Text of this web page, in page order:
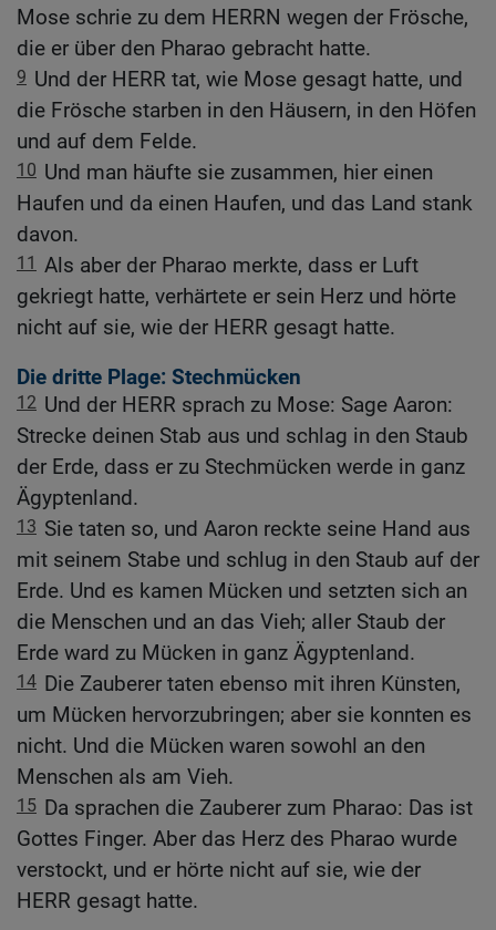
Mose schrie zu dem HERRN wegen der Frösche,
die er über den Pharao gebracht hatte.
9 Und der HERR tat, wie Mose gesagt hatte, und
die Frösche starben in den Häusern, in den Höfen
und auf dem Felde.
10 Und man häufte sie zusammen, hier einen
Haufen und da einen Haufen, und das Land stank
davon.
11 Als aber der Pharao merkte, dass er Luft
gekriegt hatte, verhärtete er sein Herz und hörte
nicht auf sie, wie der HERR gesagt hatte.
Die dritte Plage: Stechmücken
12 Und der HERR sprach zu Mose: Sage Aaron:
Strecke deinen Stab aus und schlag in den Staub
der Erde, dass er zu Stechmücken werde in ganz
Ägyptenland.
13 Sie taten so, und Aaron reckte seine Hand aus
mit seinem Stabe und schlug in den Staub auf der
Erde. Und es kamen Mücken und setzten sich an
die Menschen und an das Vieh; aller Staub der
Erde ward zu Mücken in ganz Ägyptenland.
14 Die Zauberer taten ebenso mit ihren Künsten,
um Mücken hervorzubringen; aber sie konnten es
nicht. Und die Mücken waren sowohl an den
Menschen als am Vieh.
15 Da sprachen die Zauberer zum Pharao: Das ist
Gottes Finger. Aber das Herz des Pharao wurde
verstockt, und er hörte nicht auf sie, wie der
HERR gesagt hatte.